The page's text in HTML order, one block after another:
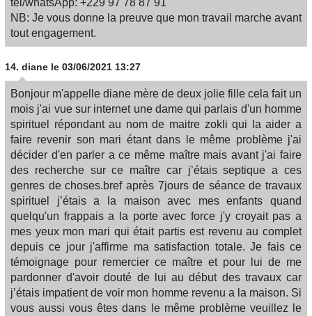
tel/whatsApp: +229 97 78 87 91
NB: Je vous donne la preuve que mon travail marche avant
tout engagement.
14. diane le 03/06/2021 13:27
Bonjour m'appelle diane mère de deux jolie fille cela fait un
mois j'ai vue sur internet une dame qui parlais d'un homme
spirituel répondant au nom de maitre zokli qui la aider a
faire revenir son mari étant dans le même problème j'ai
décider d'en parler a ce même maître mais avant j'ai faire
des recherche sur ce maître car j’étais septique a ces
genres de choses.bref après 7jours de séance de travaux
spirituel j’étais a la maison avec mes enfants quand
quelqu'un frappais a la porte avec force j'y croyait pas a
mes yeux mon mari qui était partis est revenu au complet
depuis ce jour j'affirme ma satisfaction totale. Je fais ce
témoignage pour remercier ce maître et pour lui de me
pardonner d'avoir douté de lui au début des travaux car
j’étais impatient de voir mon homme revenu a la maison. Si
vous aussi vous êtes dans le même problème veuillez le